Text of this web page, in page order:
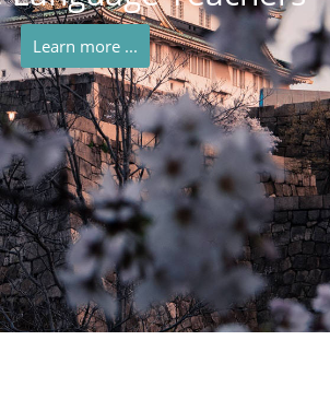
Learn more ...